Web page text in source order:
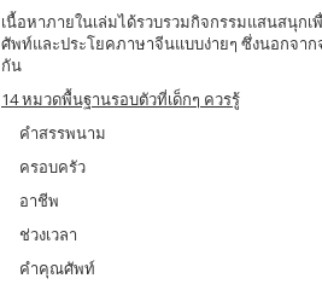
เนื้อหาภายในเล่มได้รวบรวมกิจกรรมแสนสนุก
ศัพท์และประโยคภาษาจีนแบบง่ายๆ ซึ่งนอกจา
กัน
14 หมวดพื้นฐานรอบตัวที่เด็กๆ ควรรู้
คำสรรพนาม
ครอบครัว
อาชีพ
ช่วงเวลา
คำคุณศัพท์